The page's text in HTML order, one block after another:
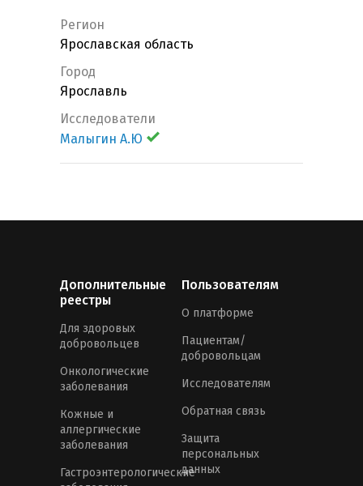
Регион
Ярославская область
Город
Ярославль
Исследователи
Малыгин А.Ю
Дополнительные
реестры
Для здоровых
добровольцев
Онкологические
заболевания
Кожные и
аллергические
заболевания
Гастроэнтерологические
Пользователям
О платформе
Пациентам/
добровольцам
Исследователям
Обратная связь
Защита
персональных
данных